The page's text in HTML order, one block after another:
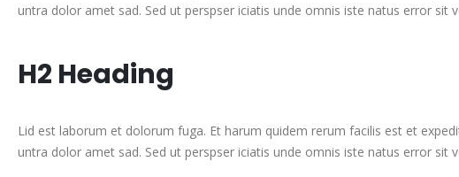
untra dolor amet sad. Sed ut perspser iciatis unde omnis iste natus error
H2 Heading
Lid est laborum et dolorum fuga. Et harum quidem rerum facilis est et
untra dolor amet sad. Sed ut perspser iciatis unde omnis iste natus error